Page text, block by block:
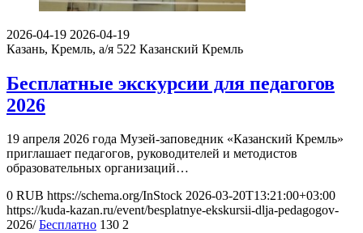
2026-04-19 2026-04-19
Казань, Кремль, а/я 522 Казанский Кремль
Бесплатные экскурсии для педагогов
2026
19 апреля 2026 года Музей-заповедник «Казанский Кремль»
приглашает педагогов, руководителей и методистов
образовательных организаций…
0 RUB https://schema.org/InStock 2026-03-20T13:21:00+03:00
https://kuda-kazan.ru/event/besplatnye-ekskursii-dlja-pedagogov-
2026/ Бесплатно 130 2